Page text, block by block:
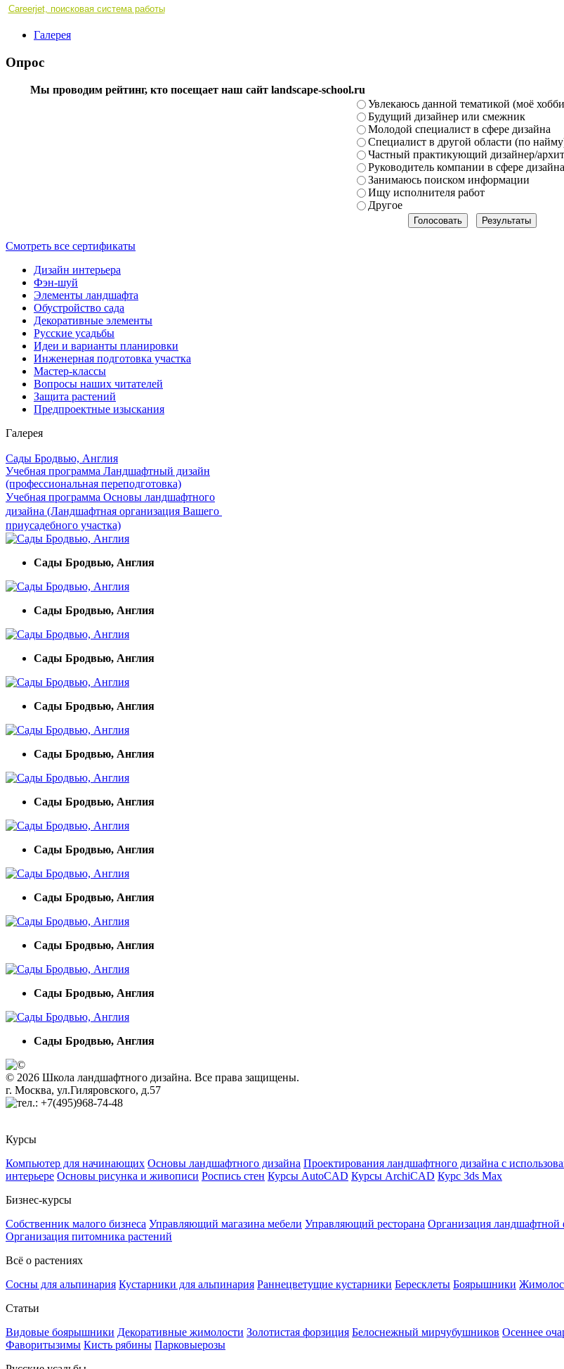
Careerjet, поисковая система работы
Галерея
Опрос
Мы проводим рейтинг, кто посещает наш сайт landscape-school.ru
Увлекаюсь данной тематикой (моё
Будущий дизайнер или смежник
Молодой специалист в сфере дизайна
Специалист в другой области (по
Частный практикующий дизайнер/
Руководитель компании в сфере дизайна
Занимаюсь поиском информации
Ищу исполнителя работ
Другое
Смотреть все сертификаты
Дизайн интерьера
Фэн-шуй
Элементы ландшафта
Обустройство сада
Декоративные элементы
Русские усадьбы
Идеи и варианты планировки
Инженерная подготовка участка
Мастер-классы
Вопросы наших читателей
Защита растений
Предпроектные изыскания
Галерея
Сады Бродвью, Англия
Учебная программа Ландшафтный дизайн
(профессиональная переподготовка)
Учебная программа Основы ландшафтного
дизайна (Ландшафтная организация Вашего
приусадебного участка)
Сады Бродвью, Англия
Сады Бродвью, Англия
Сады Бродвью, Англия
Сады Бродвью, Англия
Сады Бродвью, Англия
Сады Бродвью, Англия
Сады Бродвью, Англия
Сады Бродвью, Англия
Сады Бродвью, Англия
Сады Бродвью, Англия
Сады Бродвью, Англия
© 2026 Школа ландшафтного дизайна. Все права защищены.
г. Москва, ул.Гиляровского, д.57
+7(495)968-74-48
Курсы
Компьютер для начинающих Основы ландшафтного дизайна Проектирования ландшафтного дизайна с
интерьере Основы рисунка и живописи Роспись стен Курсы AutoCAD Курсы ArchiCAD Курс 3ds Max
Бизнес-курсы
Собственник малого бизнеса Управляющий магазина мебели Управляющий ресторана Организация
Организация питомника растений
Всё о растениях
Сосны для альпинария Кустарники для альпинария Раннецветущие кустарники Бересклеты Боярышники
Статьи
Видовые боярышники Декоративные жимолости Золотистая форзиция Белоснежный мирчубушников Осеннее
Фаворитызимы Кисть рябины Парковыерозы